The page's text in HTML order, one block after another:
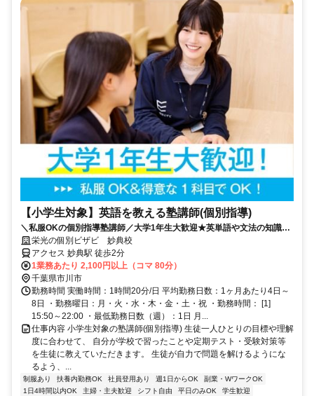
【小学生対象】英語を教える塾講師(個別指導)
＼私服OKの個別指導塾講師／大学1年生大歓迎★英単語や文法の知識を
活かそう♪教えることが好きな方歓迎！
栄光の個別ビザビ 妙典校
アクセス 妙典駅 徒歩2分
1業務あたり 2,100円以上（コマ 80分）
千葉県市川市
勤務時間 実働時間：1時間20分/日 平均勤務日数：1ヶ月あたり4日～
8日 ・勤務曜日：月・火・水・木・金・土・祝 ・勤務時間： [1]
15:50～22:00 ・最低勤務日数（週）：1日 月...
仕事内容 小学生対象の塾講師(個別指導) 生徒一人ひとりの目標や理解
度に合わせて、 自分が学校で習ったことや定期テスト・受験対策等
を生徒に教えていただきます。 生徒が自力で問題を解けるようにな
るよう、...
制服あり 扶養内勤務OK 社員登用あり 週1日からOK
副業・WワークOK
1日4時間以内OK
主婦・主夫歓迎 シフト自由 平日のみOK
学生歓迎